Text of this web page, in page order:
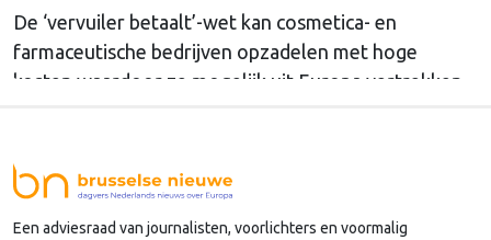
De ‘vervuiler betaalt’-wet kan cosmetica- en
farmaceutische bedrijven opzadelen met hoge
kosten waardoor ze mogelijk uit Europa vertrekken.
Een adviesraad van journalisten, voorlichters en voormalig